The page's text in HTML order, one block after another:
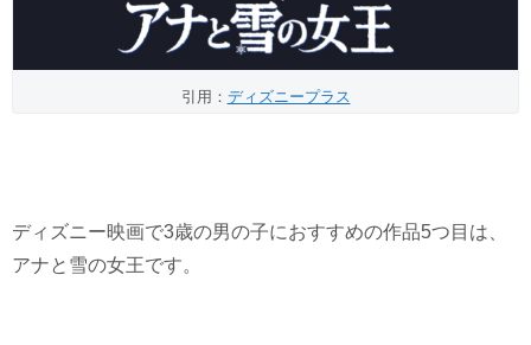
引用： ディズニープラス
ディズニー映画で3歳の男の子におすすめの作品5つ目は、
アナと雪の女王です。